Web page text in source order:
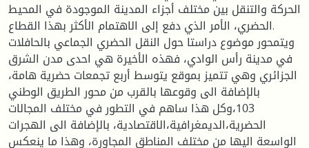
الحركة والتنقل بين مختلف أجزاء المدينة الموجودة في المحيط
الحضري، الأمر الذي دفع إلى الاهتمام الأكثر بهذا القطاع.
ويتمحور موضوع دراستا حول النقل الحضري الجماعي بالحافلات
في مدينة رأس الوادي، فهذه الأخيرة هي احدى مدن الشرق
الجزائري وهي تتميز بموقع يتوسط أربع تجمعات حضرية هامة،
بالإضافة الى وقوعها بالقرب من محور الطريق الوطني
103،وكل هذا ساهم في التطور في مختلف المجالات
الحضرية،الديمغرافية،الاقتصادية، بالإضافة الى الهجرات
الواسعة اليها من مختلف المناطق المجاورة، وهذا ما ينعكس